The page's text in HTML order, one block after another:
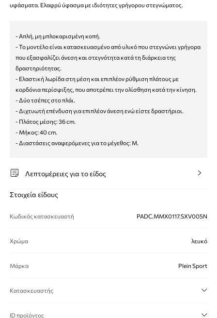
υφάσματα. Ελαφρύ ύφασμα με ιδιότητες γρήγορου στεγνώματος.
- Απλή, μη μπλοκαρισμένη κοπή.
- Το μοντέλο είναι κατασκευασμένο από υλικό που στεγνώνει γρήγορα
που εξασφαλίζει άνεση και στεγνότητα κατά τη διάρκεια της
δραστηριότητας.
- Ελαστική λωρίδα στη μέση και επιπλέον ρύθμιση πλάτους με
κορδόνια περίσφιξης, που αποτρέπει την ολίσθηση κατά την κίνηση.
- Δύο τσέπες στο πλάι.
- Διχτυωτή επένδυση για επιπλέον άνεση ενώ είστε δραστήριοι.
- Πλάτος μέσης: 36 cm.
- Μήκος: 40 cm.
- Διαστάσεις αναφερόμενες για το μέγεθος: M.
Λεπτομέρειες για το είδος
Στοιχεία είδους
Κωδικός κατασκευαστή PADC.MMX0117.SXV005N
Χρώμα λευκό
Μάρκα Plein Sport
Κατασκευαστής
ID προϊόντος